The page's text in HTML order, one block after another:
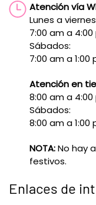
Atención vía
Lunes a
7:00 am a
Sábados:
7:00 am a 1:00
Atención en
8:00 am a
Sábados:
8:00 am a 1:00
NOTA:No hay
festivos.
Enlaces de